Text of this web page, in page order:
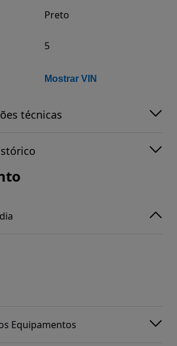
Preto
5
Mostrar VIN
técnicas
Equipamentos